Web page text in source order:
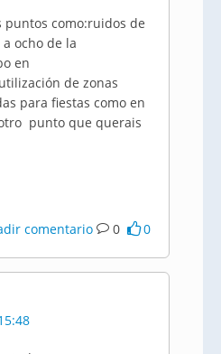
como:ruidos de
ocho de la
en
de zonas
para fiestas como en
punto que querais
comentario 0 0